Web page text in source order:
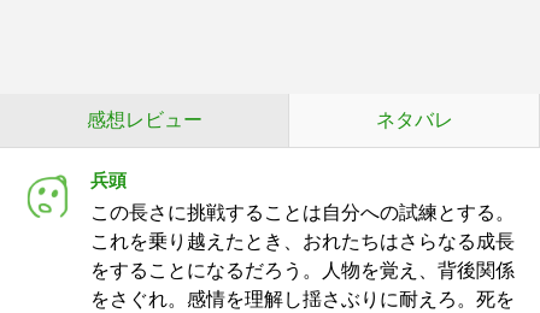
感想レビュー ネタバレ
兵頭
この長さに挑戦することは自分への試練とする。
これを乗り越えたとき、おれたちはさらなる成長
をすることになるだろう。人物を覚え、背後関係
をさぐれ。感情を理解し揺さぶりに耐えろ。死を